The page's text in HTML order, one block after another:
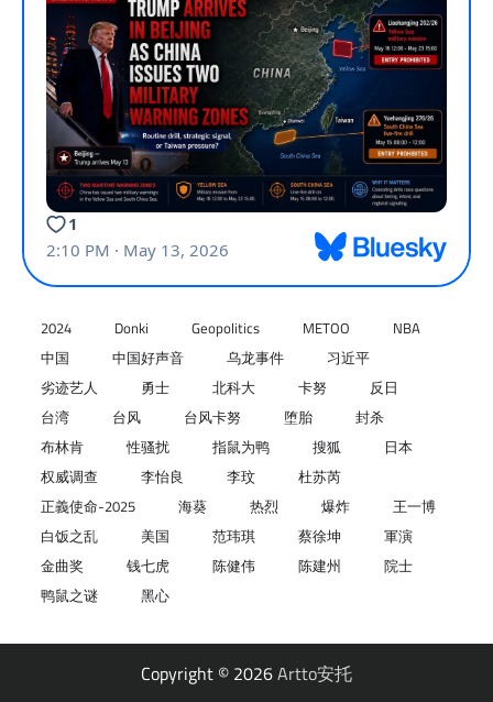
2024 Donki Geopolitics METOO
NBA
中国
中国好声音 乌龙事件
习近平
劣迹艺人
勇士 北科大 卡努
反日
台湾
台风 台风卡努 堕胎
封杀
布林肯
性骚扰 指鼠为鸭 搜狐
日本
权威调查
李怡良 李玟
杜苏芮
正義使命-2025
海葵 热烈 爆炸
王一博
白饭之乱
美国 范玮琪 蔡徐坤
軍演
金曲奖
钱七虎 陈健伟 陈建州
院士
鸭鼠之谜
黑心
Copyright © 2026Artto安托